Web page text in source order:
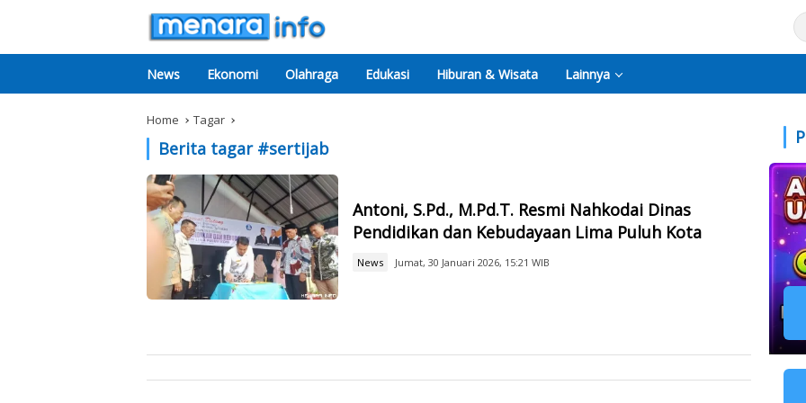
News Ekonomi Olahraga Edukasi Hiburan & Wisata Lainnya
Home Tagar
Berita tagar #sertijab
Antoni, S.Pd., M.Pd.T. Resmi Nahkodai Dinas
Pendidikan dan Kebudayaan Lima Puluh Kota
News Jumat, 30 Januari 2026, 15:21 WIB